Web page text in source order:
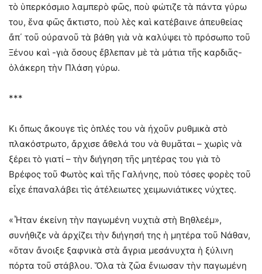
τὸ ὑπερκόσμιο λαμπερὸ φῶς, ποὺ φώτιζε τὰ πάντα γύρω
του, ἕνα φῶς ἄκτιστο, ποὺ λὲς καὶ κατέβαινε ἀπευθείας
ἄπ΄ τοῦ οὐρανοῦ τὰ βάθη γιὰ νὰ καλύψει τὸ πρόσωπο τοῦ
Ξένου καὶ -γιὰ ὅσους ἔβλεπαν μὲ τὰ μάτια τῆς καρδιᾶς-
ὁλάκερη τὴν Πλάση γύρω.
***
Κι ὄπως ἄκουγε τὶς ὁπλές του νὰ ἠχοῦν ρυθμικὰ στὸ
πλακόστρωτο, ἄρχισε ἄθελά του νὰ θυμᾶται – χωρὶς νὰ
ξέρει τὸ γιατί – τὴν διήγηση τῆς μητέρας του γιὰ τὸ
Βρέφος τοῦ Φωτὸς καὶ τῆς Γαλήνης, ποὺ τόσες φορὲς τοῦ
εἶχε ἐπαναλάβει τὶς ἀτέλειωτες χειμωνιάτικες νύχτες.
«Ἦταν ἐκείνη τὴν παγωμένη νυχτιὰ στὴ Βηθλεέμ»,
συνήθιζε νὰ ἀρχίζει τὴν διήγησή της ἡ μητέρα τοῦ Νάθαν,
«ὅταν ἄνοιξε ξαφνικὰ στὰ ἄγρια μεσάνυχτα ἡ ξύλινη
πόρτα τοῦ στάβλου. Ὅλα τὰ ζῶα ἔνιωσαν τὴν παγωμένη